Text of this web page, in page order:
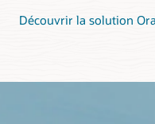
Découvrir la solution